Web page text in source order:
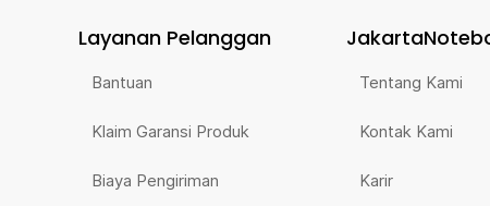
Layanan Pelanggan
Bantuan
Klaim Garansi Produk
Biaya Pengiriman
Tentang Kami
Kontak Kami
Karir